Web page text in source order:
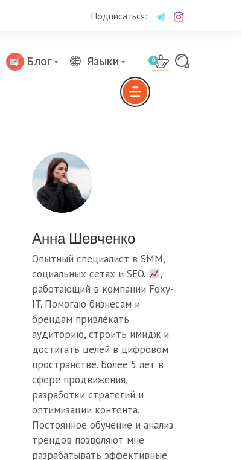
Подписаться:
Блог Языки 0
Анна Шевченко
Опытный специалист в SMM,
социальных сетях и SEO.
,
работающий в компании Foxy-
IT. Помогаю бизнесам и
брендам привлекать
аудиторию, строить имидж и
достигать целей в цифровом
пространстве. Более 5 лет в
сфере продвижения,
разработки стратегий и
оптимизации контента.
Постоянное обучение и анализ
трендов позволяют мне
разрабатывать эффективные